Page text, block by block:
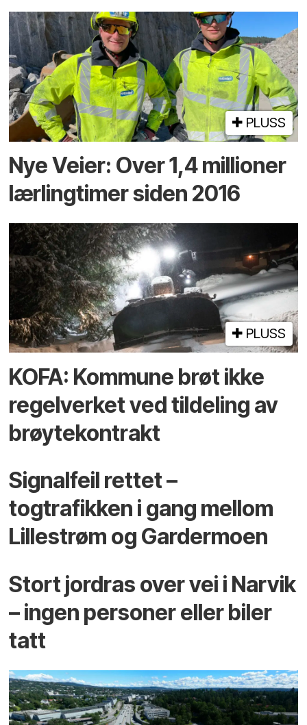
PLUSS
Nye Veier: Over 1,4 millioner
lærlingtimer siden 2016
PLUSS
KOFA: Kommune brøt ikke
regelverket ved tildeling av
brøytekontrakt
Signalfeil rettet –
togtrafikken i gang mellom
Lillestrøm og Gardermoen
Stort jordras over vei i Narvik
– ingen personer eller biler
tatt